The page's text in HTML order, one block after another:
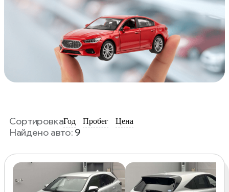
СортировкаГод Пробег Цена
Найдено авто: 9